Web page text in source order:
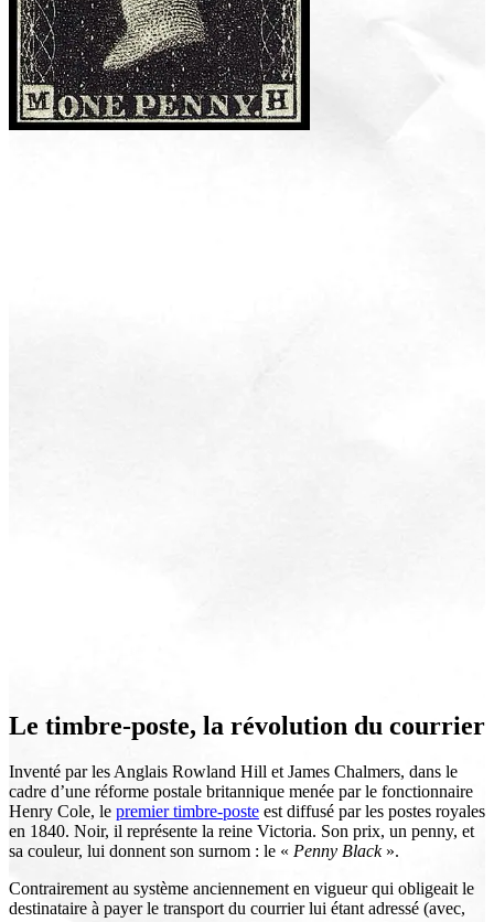
Le timbre-poste, la révolution du courrier
Inventé par les Anglais Rowland Hill et James Chalmers, dans le
cadre d’une réforme postale britannique menée par le fonctionnaire
Henry Cole, le premier timbre-poste est diffusé par les postes royales
en 1840. Noir, il représente la reine Victoria. Son prix, un penny, et
sa couleur, lui donnent son surnom : le « Penny Black».
Contrairement au système anciennement en vigueur qui obligeait le
destinataire à payer le transport du courrier lui étant adressé (avec,